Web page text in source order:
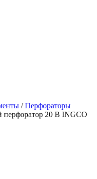
/Перфораторы
перфоратор 20 В INGCO